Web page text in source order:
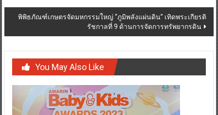
พิพิธภัณฑ์เกษตรจัดมหกรรมใหญ่ “ภูมิพลังแผ่นดิน” เทิดพระเกียรติ
รัชกาลที่ 9 ด้านการจัดการทรัพยากรดิน
You May Also Like